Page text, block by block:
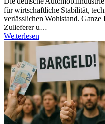
für wirtschaftliche Stabilität,
verlässlichen Wohlstand. Ganze
Zulieferer u…
Weiterlesen